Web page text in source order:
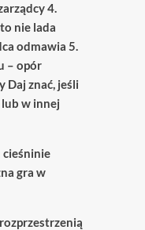
4.
nie lada
odmawia 5.
– opór
Daj znać, jeśli
lub w innej
cieśninie
gra w